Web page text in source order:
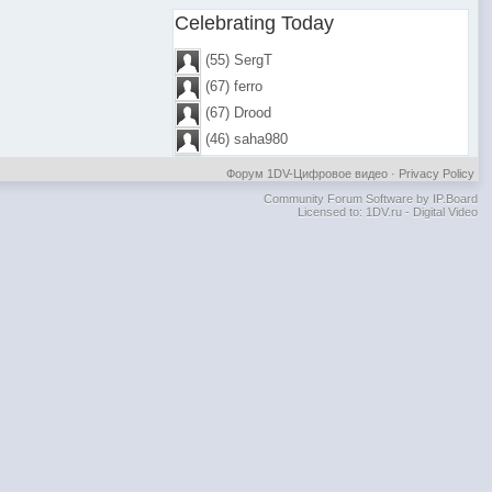
Celebrating Today
(55) SergT
(67) ferro
(67) Drood
(46) saha980
Privacy Policy
Форум 1DV-Цифровое видео·
Community Forum Software by IP.Board
Licensed to: 1DV.ru - Digital Video